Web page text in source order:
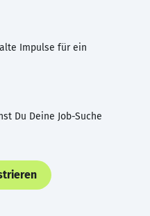
Impulse für ein
Du Deine Job-Suche